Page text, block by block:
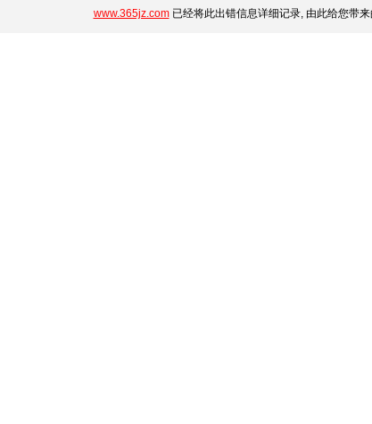
www.365jz.com已经将此出错信息详细记录, 由此给您带